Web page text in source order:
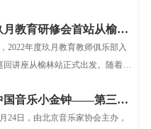
2022玖月教育研修会首站从榆林启航
2022年度玖月教育教师俱乐部入
回讲座从榆林站正式出发。随着疫
2022中国音乐小金钟——第三届全国电子键盘展演北京选拔赛圆满结束
24日，由北京音乐家协会主办，